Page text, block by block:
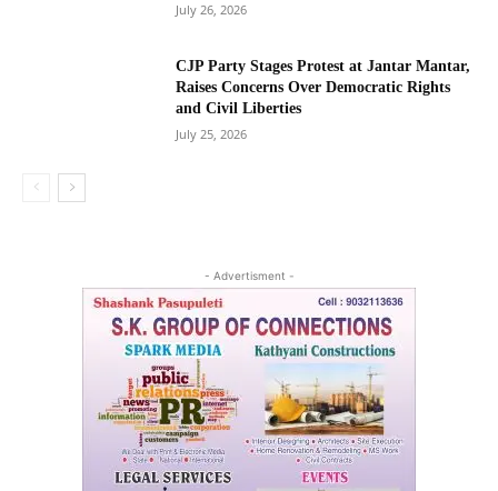
July 26, 2026
CJP Party Stages Protest at Jantar Mantar,
Raises Concerns Over Democratic Rights
and Civil Liberties
July 25, 2026
- Advertisment -